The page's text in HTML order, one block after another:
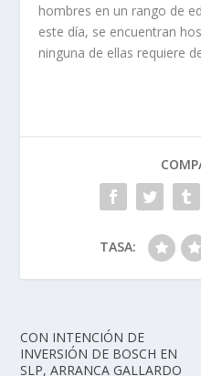
hombres en un rango de
este día, se encuentran
ninguna de ellas requiere
TASA:
CON INTENCIÓN DE
INVERSIÓN DE BOSCH EN
SLP, ARRANCA GALLARDO